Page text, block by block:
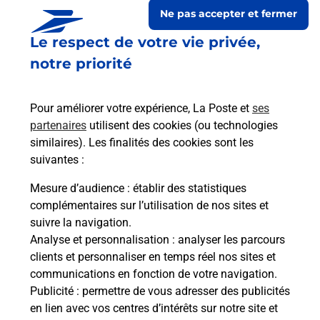
Le respect de votre vie privée,
notre priorité
Pour améliorer votre expérience, La Poste et ses
partenaires utilisent des cookies (ou technologies
similaires). Les finalités des cookies sont les
suivantes :
Mesure d’audience : établir des statistiques
complémentaires sur l’utilisation de nos sites et
suivre la navigation.
Analyse et personnalisation : analyser les parcours
clients et personnaliser en temps réel nos sites et
communications en fonction de votre navigation.
Publicité : permettre de vous adresser des publicités
en lien avec vos centres d’intérêts sur notre site et
Ne pas accepter et fermer
Prochaine collecte du courrierlundià 09h00
Village De Polveroso
20229 Polveroso
Itinéraire
Le lien s'ouvre dans un nouvel onglet